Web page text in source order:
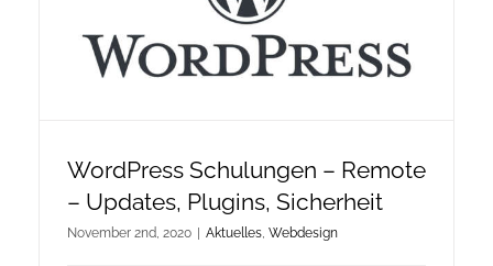
Kontakt
Datenschutzerklärung
WordPress Schulungen – Remote
– Updates, Plugins, Sicherheit
November 2nd, 2020 Aktuelles, Webdesign